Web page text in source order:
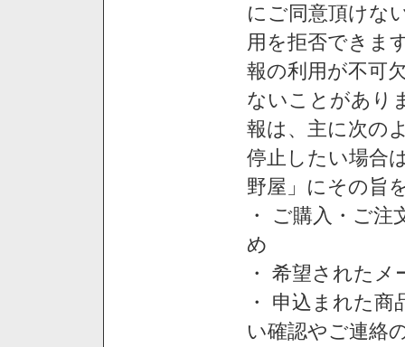
にご同意頂けな
用を拒否できま
報の利用が不可
ないことがあり
報は、主に次の
停止したい場合
野屋」にその旨
・ ご購入・ご
め
・ 希望された
・ 申込まれた
い確認やご連絡